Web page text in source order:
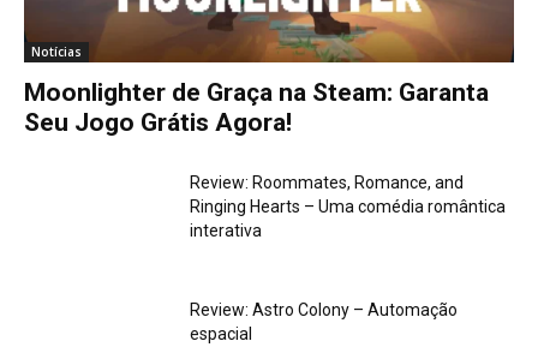
Notícias
Moonlighter de Graça na Steam: Garanta
Seu Jogo Grátis Agora!
Review: Roommates, Romance, and
Ringing Hearts – Uma comédia romântica
interativa
Review: Astro Colony – Automação
espacial